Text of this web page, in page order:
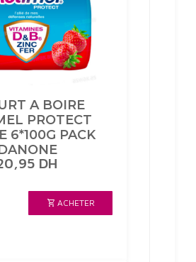
A BOIRE
PROTECT
6*100G PACK
DH
ACHETER